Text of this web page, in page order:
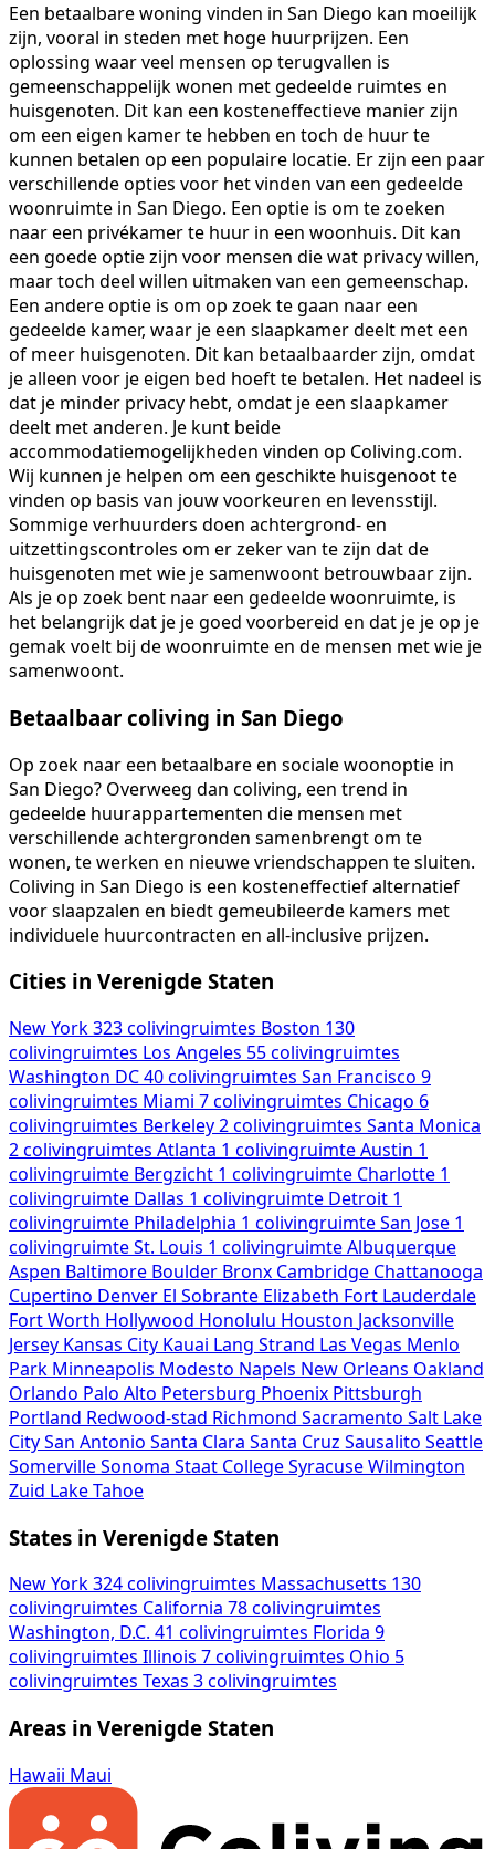
Een betaalbare woning vinden in San Diego kan moeilijk
zijn, vooral in steden met hoge huurprijzen. Een
oplossing waar veel mensen op terugvallen is
gemeenschappelijk wonen met gedeelde ruimtes en
huisgenoten. Dit kan een kosteneffectieve manier zijn
om een eigen kamer te hebben en toch de huur te
kunnen betalen op een populaire locatie. Er zijn een paar
verschillende opties voor het vinden van een gedeelde
woonruimte in San Diego. Een optie is om te zoeken
naar een privékamer te huur in een woonhuis. Dit kan
een goede optie zijn voor mensen die wat privacy willen,
maar toch deel willen uitmaken van een gemeenschap.
Een andere optie is om op zoek te gaan naar een
gedeelde kamer, waar je een slaapkamer deelt met een
of meer huisgenoten. Dit kan betaalbaarder zijn, omdat
je alleen voor je eigen bed hoeft te betalen. Het nadeel is
dat je minder privacy hebt, omdat je een slaapkamer
deelt met anderen. Je kunt beide
accommodatiemogelijkheden vinden op Coliving.com.
Wij kunnen je helpen om een geschikte huisgenoot te
vinden op basis van jouw voorkeuren en levensstijl.
Sommige verhuurders doen achtergrond- en
uitzettingscontroles om er zeker van te zijn dat de
huisgenoten met wie je samenwoont betrouwbaar zijn.
Als je op zoek bent naar een gedeelde woonruimte, is
het belangrijk dat je je goed voorbereid en dat je je op je
gemak voelt bij de woonruimte en de mensen met wie je
samenwoont.
Betaalbaar coliving in San Diego
Op zoek naar een betaalbare en sociale woonoptie in
San Diego? Overweeg dan coliving, een trend in
gedeelde huurappartementen die mensen met
verschillende achtergronden samenbrengt om te
wonen, te werken en nieuwe vriendschappen te sluiten.
Coliving in San Diego is een kosteneffectief alternatief
voor slaapzalen en biedt gemeubileerde kamers met
individuele huurcontracten en all-inclusive prijzen.
Cities in Verenigde Staten
New York323 colivingruimtes Boston 130
colivingruimtes Los Angeles 55 colivingruimtes
Washington DC40 colivingruimtes San Francisco 9
colivingruimtes Miami 7 colivingruimtes Chicago 6
colivingruimtes Berkeley2 colivingruimtes Santa Monica
2 colivingruimtes Atlanta 1 colivingruimteAustin 1
colivingruimte Bergzicht 1 colivingruimte Charlotte 1
colivingruimte Dallas 1 colivingruimte Detroit 1
colivingruimte Philadelphia 1 colivingruimteSan Jose 1
colivingruimteSt. Louis 1 colivingruimteAlbuquerque
Aspen Baltimore Boulder Bronx Cambridge Chattanooga
Cupertino Denver El Sobrante Elizabeth Fort Lauderdale
Fort Worth Hollywood Honolulu Houston Jacksonville
Jersey Kansas City Kauai Lang Strand Las Vegas Menlo
Park Minneapolis Modesto Napels New Orleans Oakland
Orlando Palo Alto Petersburg Phoenix Pittsburgh
Portland Redwood-stad Richmond Sacramento Salt Lake
CitySan Antonio Santa Clara Santa Cruz Sausalito Seattle
SomervilleSonoma Staat CollegeSyracuseWilmington
Zuid Lake Tahoe
States in Verenigde Staten
New York324 colivingruimtes Massachusetts 130
colivingruimtes California 78 colivingruimtes
Washington, D.C. 41 colivingruimtes Florida 9
colivingruimtes Illinois 7 colivingruimtes Ohio 5
colivingruimtes Texas 3 colivingruimtes
Areas in Verenigde Staten
Hawaii Maui